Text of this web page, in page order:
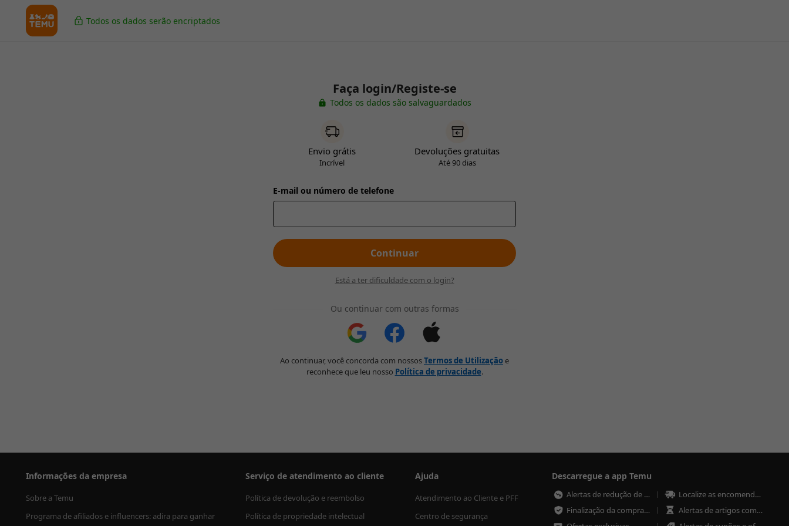
Todos os dados serão encriptados
Faça login/Registe-se
Todos os dados são salvaguardados
Envio grátis
Incrível
Devoluções gratuitas
Até 90 dias
E-mail ou número de telefone
Continuar
Está a ter dificuldade com o login?
Ou continuar com outras formas
Ao continuar, você concorda com nossosTermos de Utilização e
reconhece que leu nosso Política de privacidade.
Informações da empresa
Sobre a Temu
Programa de afiliados e influencers: adira para ganhar
Serviço de atendimento ao cliente
Política de devolução e reembolso
Política de propriedade intelectual
Ajuda
Atendimento ao Cliente e PFF
Centro de segurança
Descarregue a app Temu
Alertas de redução de preço
Localize as encomendas em qualquer altura
Finalização da compra mais rápida e segura
Alertas de artigos com pouco stock